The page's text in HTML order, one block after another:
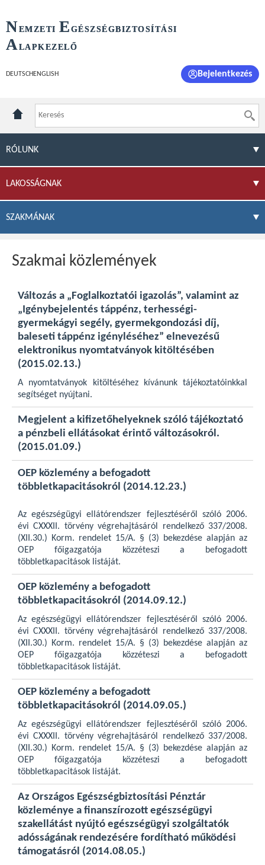
NEMZETI E GÉSZSÉGBIZTOSÍTÁSI
ALAPKEZELŐ
DEUTSCH ENGLISH Bejelentkezés
RÓLUNK
LAKOSSÁGNAK
SZAKMÁNAK
Szakmai közlemények
Változás a „Foglalkoztatói igazolás”, valamint az
„Igénybejelentés táppénz, terhességi-
gyermekágyi segély, gyermekgondozási díj,
baleseti táppénz igényléséhez” elnevezésű
elektronikus nyomtatványok kitöltésében
(2015.02.13.)
A nyomtatványok kitöltéséhez kívánunk tájékoztatóinkkal
segítséget nyújtani.
Megjelent a kifizetőhelyeknek szóló tájékoztató
a pénzbeli ellátásokat érintő változásokról.
(2015.01.09.)
OEP közlemény a befogadott
többletkapacitásokról (2014.12.23.)
Az egészségügyi ellátórendszer fejlesztéséről szóló 2006.
évi CXXXII. törvény végrehajtásáról rendelkező 337/2008.
(XII.30.) Korm. rendelet 15/A. § (3) bekezdése alapján az
OEP főigazgatója közzéteszi a befogadott
többletkapacitások listáját.
OEP közlemény a befogadott
többletkapacitásokról (2014.09.12.)
Az egészségügyi ellátórendszer fejlesztéséről szóló 2006.
évi CXXXII. törvény végrehajtásáról rendelkező 337/2008.
(XII.30.) Korm. rendelet 15/A. § (3) bekezdése alapján az
OEP főigazgatója közzéteszi a befogadott
többletkapacitások listáját.
OEP közlemény a befogadott
többletkapacitásokról (2014.09.05.)
Az egészségügyi ellátórendszer fejlesztéséről szóló 2006.
évi CXXXII. törvény végrehajtásáról rendelkező 337/2008.
(XII.30.) Korm. rendelet 15/A. § (3) bekezdése alapján az
OEP főigazgatója közzéteszi a befogadott
többletkapacitások listáját.
Az Országos Egészségbiztosítási Pénztár
közleménye a finanszírozott egészségügyi
szakellátást nyújtó egészségügyi szolgáltatók
adósságának rendezésére fordítható működési
támogatásról (2014.08.05.)